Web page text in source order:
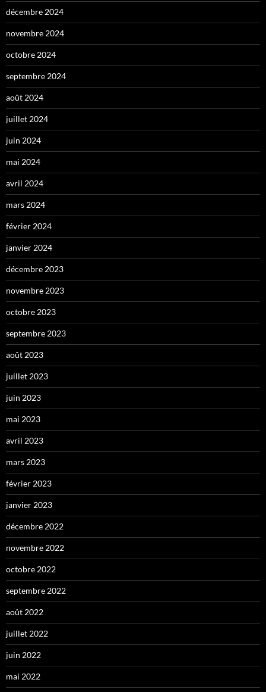
décembre 2024
novembre 2024
octobre 2024
septembre 2024
août 2024
juillet 2024
juin 2024
mai 2024
avril 2024
mars 2024
février 2024
janvier 2024
décembre 2023
novembre 2023
octobre 2023
septembre 2023
août 2023
juillet 2023
juin 2023
mai 2023
avril 2023
mars 2023
février 2023
janvier 2023
décembre 2022
novembre 2022
octobre 2022
septembre 2022
août 2022
juillet 2022
juin 2022
mai 2022